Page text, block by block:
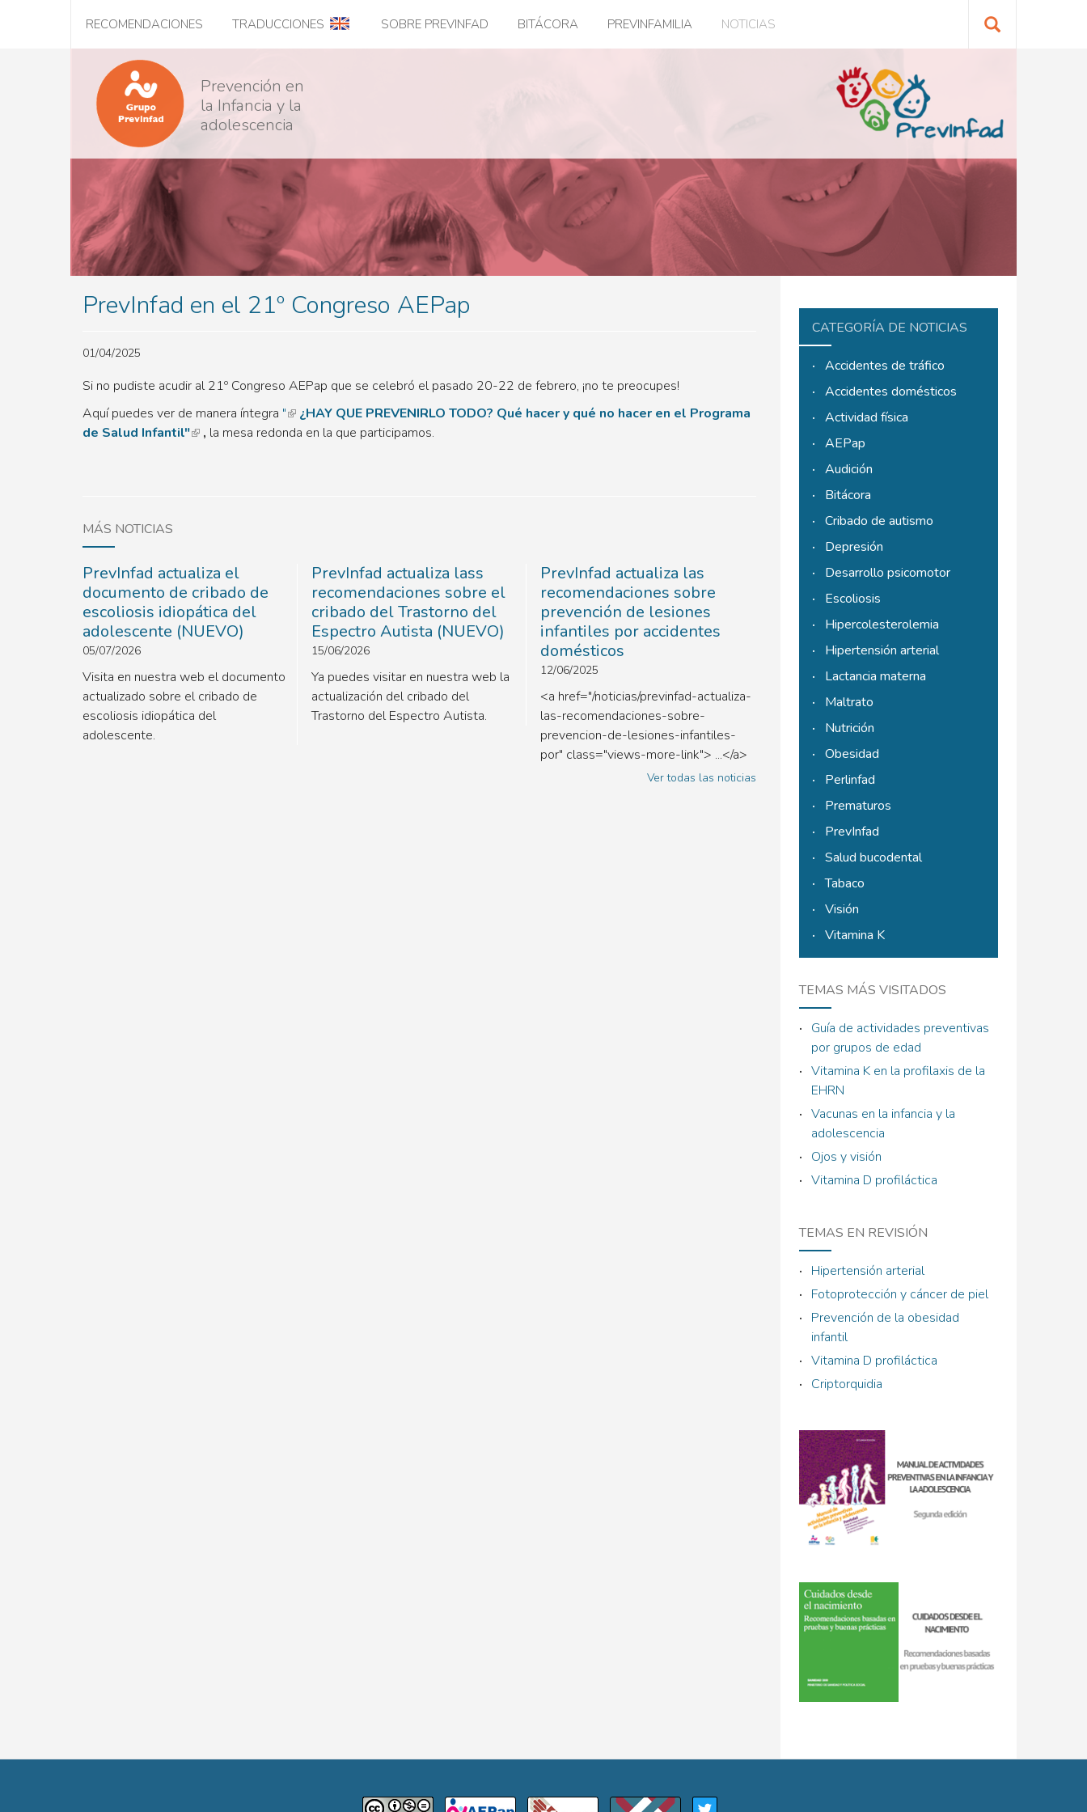
navegación
principal
RECOMENDACIONES TRADUCCIONES SOBRE PREVINFAD BITÁCORA PREVINFAMILIA NOTICIAS
Prevención en
la Infancia y la
adolescencia
PrevInfad en el 21º Congreso AEPap
01/04/2025
Si no pudiste acudir al 21º Congreso AEPap que se celebró el pasado 20-22 de febrero, ¡no te preocupes!
Aquí puedes ver de manera íntegra "
¿HAY QUE PREVENIRLO TODO? Qué hacer y qué no hacer en el Programa
de Salud Infantil"
, la mesa redonda en la que participamos.
MÁS NOTICIAS
PrevInfad actualiza el
documento de cribado de
escoliosis idiopática del
adolescente (NUEVO)
05/07/2026
Visita en nuestra web el documento
actualizado sobre el cribado de
escoliosis idiopática del
adolescente.
PrevInfad actualiza lass
recomendaciones sobre el
cribado del Trastorno del
Espectro Autista (NUEVO)
15/06/2026
Ya puedes visitar en nuestra web la
actualización del cribado del
Trastorno del Espectro Autista.
PrevInfad actualiza las
recomendaciones sobre
prevención de lesiones
infantiles por accidentes
domésticos
12/06/2025
<a href="/noticias/previnfad-actualiza-
las-recomendaciones-sobre-
prevencion-de-lesiones-infantiles-
por" class="views-more-link"> ...</a>
Ver todas las noticias
CATEGORÍA DE NOTICIAS
Accidentes de tráfico
Accidentes domésticos
Actividad física
AEPap
Audición
Bitácora
Cribado de autismo
Depresión
Desarrollo psicomotor
Escoliosis
Hipercolesterolemia
Hipertensión arterial
Lactancia materna
Maltrato
Nutrición
Obesidad
Perlinfad
Prematuros
PrevInfad
Salud bucodental
Tabaco
Visión
Vitamina K
TEMAS MÁS VISITADOS
Guía de actividades preventivas
por grupos de edad
Vitamina K en la profilaxis de la
EHRN
Vacunas en la infancia y la
adolescencia
Ojos y visión
Vitamina D profiláctica
TEMAS EN REVISIÓN
Hipertensión arterial
Fotoprotección y cáncer de piel
Prevención de la obesidad
infantil
Vitamina D profiláctica
Criptorquidia